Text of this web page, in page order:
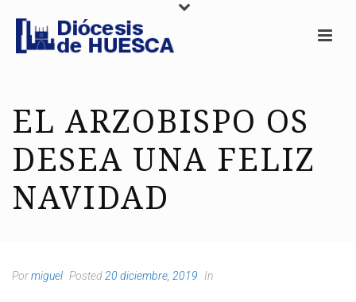
EL ARZOBISPO OS
DESEA UNA FELIZ
NAVIDAD
Pormiguel Posted 20 diciembre, 2019 In